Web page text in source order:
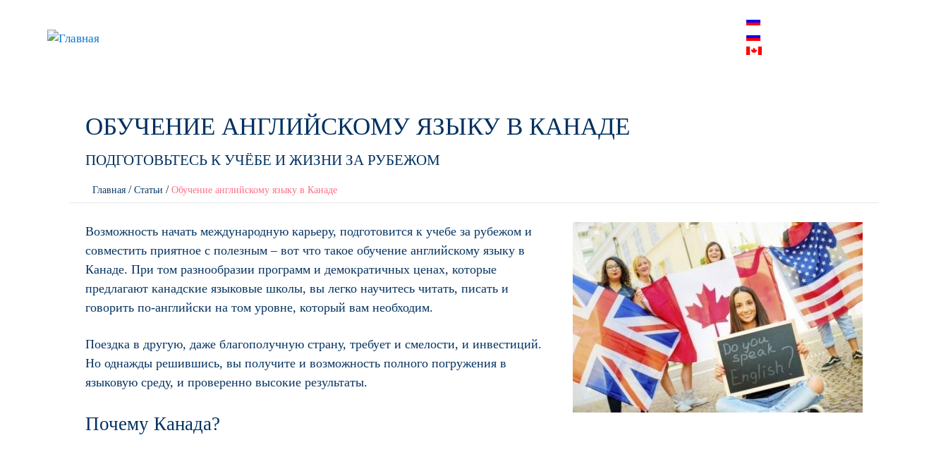
Москва
ОБУЧЕНИЕ АНГЛИЙСКОМУ ЯЗЫКУ В КАНАДЕ
ПОДГОТОВЬТЕСЬ К УЧЁБЕ И ЖИЗНИ ЗА РУБЕЖОМ
Главная / Статьи / Обучение английскому языку в Канаде
Возможность начать международную карьеру, подготовится к учебе за рубежом и
совместить приятное с полезным – вот что такое обучение английскому языку в
Канаде. При том разнообразии программ и демократичных ценах, которые
предлагают канадские языковые школы, вы легко научитесь читать, писать и
говорить по-английски на том уровне, который вам необходим.
Поездка в другую, даже благополучную страну, требует и смелости, и инвестиций.
Но однажды решившись, вы получите и возможность полного погружения в
языковую среду, и проверенно высокие результаты.
Почему Канада?